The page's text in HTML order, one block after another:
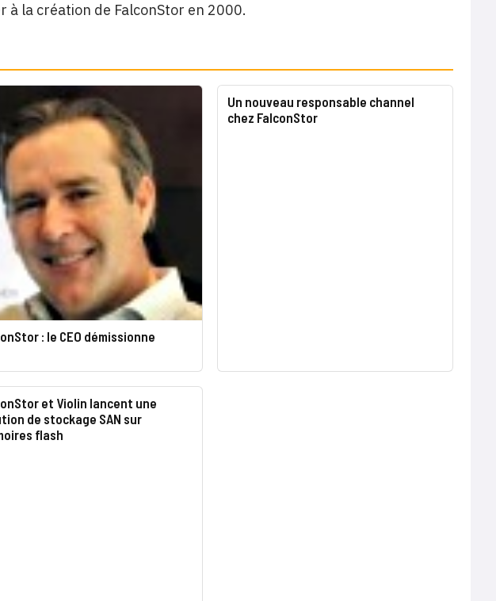
la création de FalconStor en 2000.
: le CEO démissionne
Un nouveau responsable channel
chez FalconStor
et Violin lancent une
de stockage SAN sur
flash